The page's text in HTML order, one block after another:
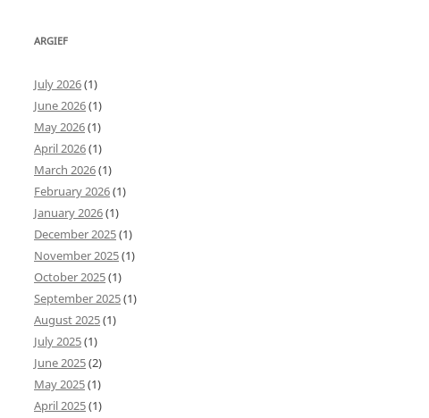
ARGIEF
July 2026(1)
June 2026(1)
May 2026(1)
April 2026(1)
March 2026(1)
February 2026(1)
January 2026(1)
December 2025(1)
November 2025(1)
October 2025(1)
September 2025(1)
August 2025(1)
July 2025(1)
June 2025(2)
May 2025(1)
April 2025(1)